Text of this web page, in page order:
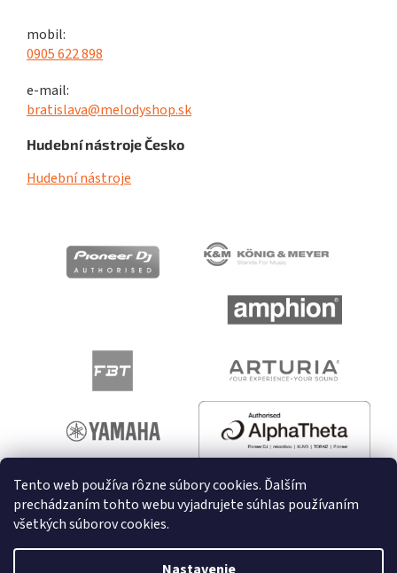
Tento web používa rôzne súbory cookies. Ďalším
prechádzaním tohto webu vyjadrujete súhlas používaním
všetkých súborov cookies.
mobil:
0905 622 898
e-mail:
bratislava@melodyshop.sk
Hudební nástroje Česko
Hudební nástroje
Vytvoril Shoptet